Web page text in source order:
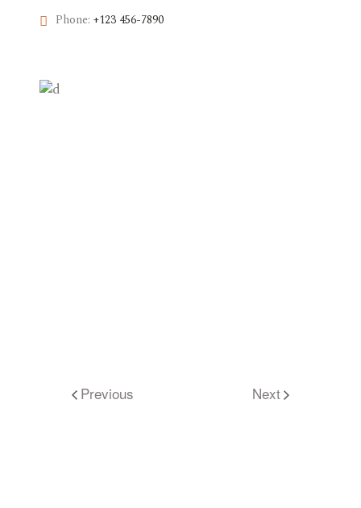
Phone: +123 456-7890
Previous Next